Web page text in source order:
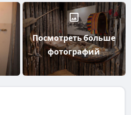
Посмотреть больше
фотографий